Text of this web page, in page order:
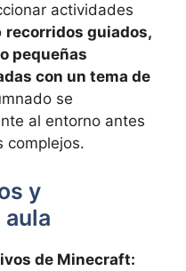
actividades
recorridos guiados,
pequeñas
con un tema de
se
al entorno antes
complejos.
y
de Minecraft: